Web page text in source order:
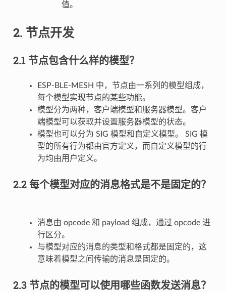
值。
2. 节点开发
2.1 节点包含什么样的模型？
ESP-BLE-MESH 中，节点由一系列的模型组成，
每个模型实现节点的某些功能。
模型分为两种，客户端模型和服务器模型。客户
端模型可以获取并设置服务器模型的状态。
模型也可以分为 SIG 模型和自定义模型。 SIG 模
型的所有行为都由官方定义，而自定义模型的行
为均由用户定义。
2.2 每个模型对应的消息格式是不是固定的？
消息由 opcode 和 payload 组成，通过 opcode 进
行区分。
与模型对应的消息的类型和格式都是固定的，这
意味着模型之间传输的消息是固定的。
2.3 节点的模型可以使用哪些函数发送消息？